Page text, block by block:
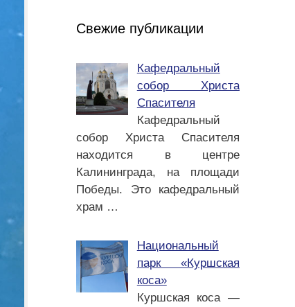
Свежие публикации
Кафедральный
собор Христа
Спасителя
Кафедральный
собор Христа Спасителя
находится в центре
Калининграда, на площади
Победы. Это кафедральный
храм …
Национальный
парк «Куршская
коса»
Куршская коса —